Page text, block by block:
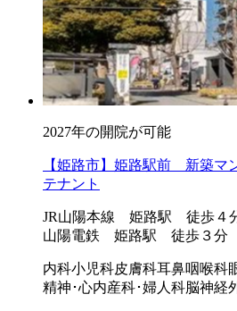
2027年の開院が可能
【姫路市】姫路駅前 新築マ
テナント
JR山陽本線 姫路駅 徒歩４
山陽電鉄 姫路駅 徒歩３分
内科小児科皮膚科耳鼻咽喉科
精神･心内産科･婦人科脳神経